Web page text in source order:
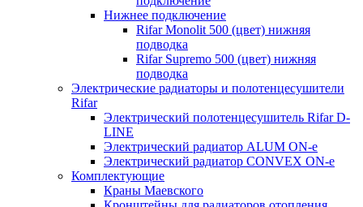
Нижнее подключение
Rifar Monolit 500 (цвет) нижняя
подводка
Rifar Supremo 500 (цвет) нижняя
подводка
Электрические радиаторы и полотенцесушители
Rifar
Электрический полотенцесушитель Rifar D-
LINE
Электрический радиатор ALUM ON-e
Электрический радиатор CONVEX ON-e
Комплектующие
Краны Маевского